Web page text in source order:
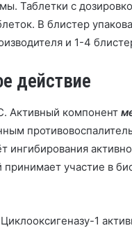
Таблетки с
В блистер
и 1-4
действие
Активный компонент
ингибирования
участие в
1